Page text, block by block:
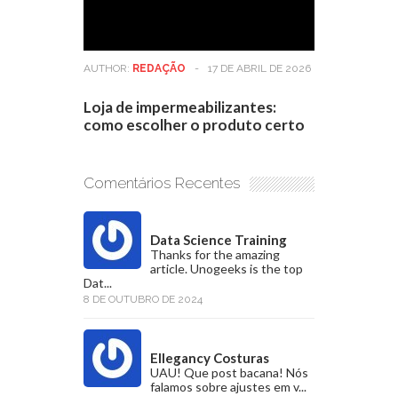
AUTHOR: REDAÇÃO - 17 DE ABRIL DE 2026
Loja de impermeabilizantes:
como escolher o produto certo
Comentários Recentes
Data Science Training
Thanks for the amazing
article. Unogeeks is the top
Dat...
8 DE OUTUBRO DE 2024
Ellegancy Costuras
UAU! Que post bacana! Nós
falamos sobre ajustes em v...